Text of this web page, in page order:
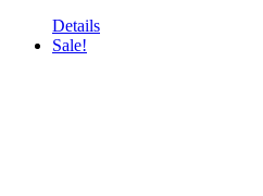
Details
Sale!